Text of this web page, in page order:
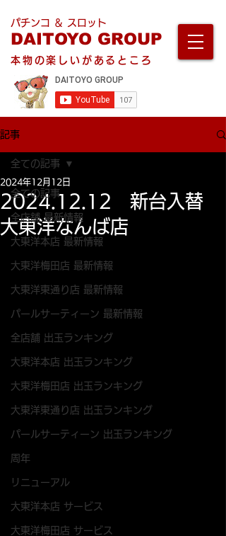
パチンコ ＆ スロット
DAITOYO GROUP
本物の楽しいがあるところ
記事
全ての記事
全店舗 最新情報
大東洋本店 最新情報
大東洋梅田店 最新情報
大東洋東通り店 最新情報
パールサーティーン 最新情報
全店舗 出玉ランキング
大東洋本店 出玉ランキング
大東洋梅田店 出玉ランキング
大東洋東通り店 出玉ランキング
パールサーティーン 出玉ランキング
周年
リニューアル
大東洋本店 サービス
大東洋梅田店 サービス
全ての記事
2024.12.12 新台入替
大東洋なんば店
2024年12月12日